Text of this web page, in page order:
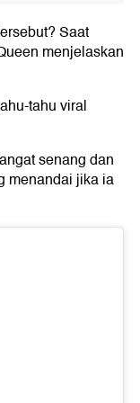
Saat
menjelaskan
tahu viral
senang dan
menandai jika ia